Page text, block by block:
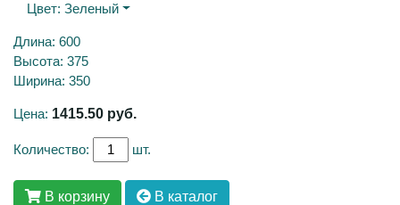
Цвет: Зеленый
Длина: 600
Высота: 375
Ширина: 350
Цена: 1415.50 руб.
Количество: шт.
В корзину В каталог